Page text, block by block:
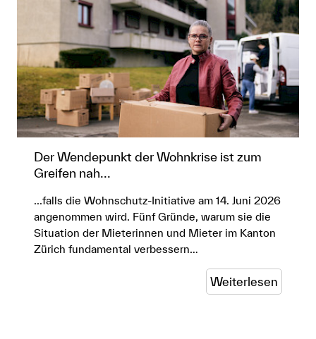
Der Wendepunkt der Wohnkrise ist zum
Greifen nah...
...falls die Wohnschutz-Initiative am 14. Juni 2026
angenommen wird. Fünf Gründe, warum sie die
Situation der Mieterinnen und Mieter im Kanton
Zürich fundamental verbessern…
Weiterlesen